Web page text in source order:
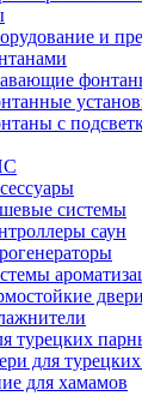
и
с
системы
саун
двери
турецких
для
для хамамов